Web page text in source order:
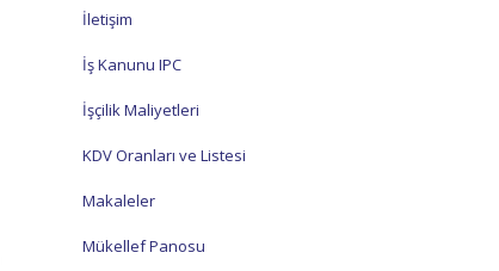
İletişim
İş Kanunu IPC
İşçilik Maliyetleri
KDV Oranları ve Listesi
Makaleler
Mükellef Panosu